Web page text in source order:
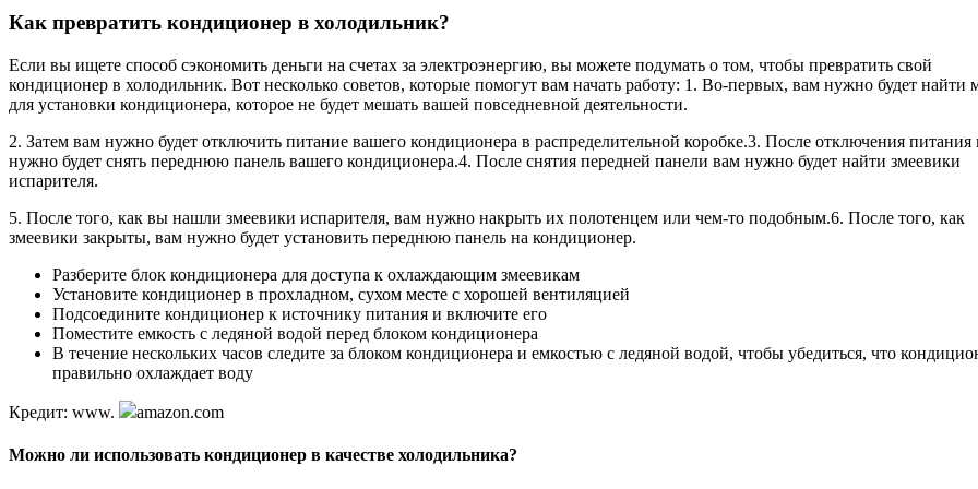
Как превратить кондиционер в холодильник?
Если вы ищете способ сэкономить деньги на счетах за электроэнергию, вы можете подумать о том, чтобы превратить свой
кондиционер в холодильник. Вот несколько советов, которые помогут вам начать работу: 1. Во-первых, вам нужно будет найти
для установки кондиционера, которое не будет мешать вашей повседневной деятельности.
2. Затем вам нужно будет отключить питание вашего кондиционера в распределительной коробке.3. После отключения питания
нужно будет снять переднюю панель вашего кондиционера.4. После снятия передней панели вам нужно будет найти змеевики
испарителя.
5. После того, как вы нашли змеевики испарителя, вам нужно накрыть их полотенцем или чем-то подобным.6. После того, как
змеевики закрыты, вам нужно будет установить переднюю панель на кондиционер.
Разберите блок кондиционера для доступа к охлаждающим змеевикам
Установите кондиционер в прохладном, сухом месте с хорошей вентиляцией
Подсоедините кондиционер к источнику питания и включите его
Поместите емкость с ледяной водой перед блоком кондиционера
В течение нескольких часов следите за блоком кондиционера и емкостью с ледяной водой, чтобы убедиться, что
правильно охлаждает воду
Кредит: www. amazon.com
Можно ли использовать кондиционер в качестве холодильника?